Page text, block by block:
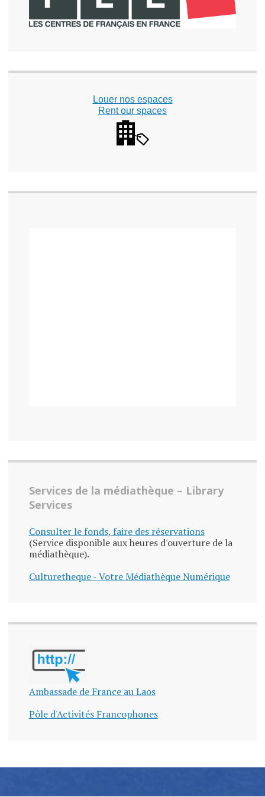
Louer nos espaces
Rent our spaces
Services de la médiathèque – Library
Services
Consulter le fonds, faire des réservations
(Service disponible aux heures d'ouverture de la
médiathèque).
Culturetheque - Votre Médiathèque Numérique
Ambassade de France au Laos
Pôle d'Activités Francophones